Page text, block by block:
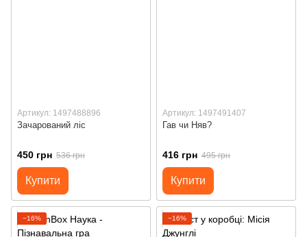
Артикул: 1497488896
Зачарований ліс
450 грн 536 грн
Купити
Артикул: 1497491407
Гав чи Няв?
416 грн 495 грн
Купити
−16% −16%